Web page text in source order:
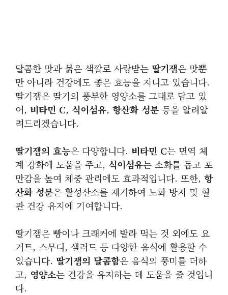
달콤한 맛과 붉은 색깔로 사랑받는 딸기잼은 맛뿐
만 아니라 건강에도 좋은 효능을 지니고 있습니다.
딸기잼은 딸기의 풍부한 영양소를 그대로 담고 있
어, 비타민 C, 식이섬유, 항산화 성분 등을 알려알
려드리겠습니다.
딸기잼의 효능은 다양합니다. 비타민 C는 면역 체
계 강화에 도움을 주고, 식이섬유는 소화를 돕고 포
만감을 높여 체중 관리에도 효과적입니다. 또한, 항
산화 성분은 활성산소를 제거하여 노화 방지 및 혈
관 건강 유지에 기여합니다.
딸기잼은 빵이나 크래커에 발라 먹는 것 외에도 요
거트, 스무디, 샐러드 등 다양한 음식에 활용할 수
있습니다. 딸기잼의 달콤함은 음식의 풍미를 더하
고, 영양소는 건강을 유지하는 데 도움을 줄 것입니
다.